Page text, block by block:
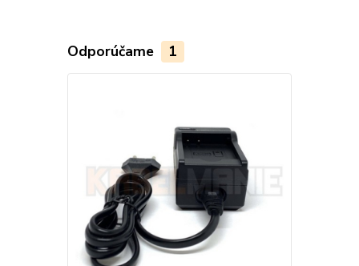
Odporúčame 1